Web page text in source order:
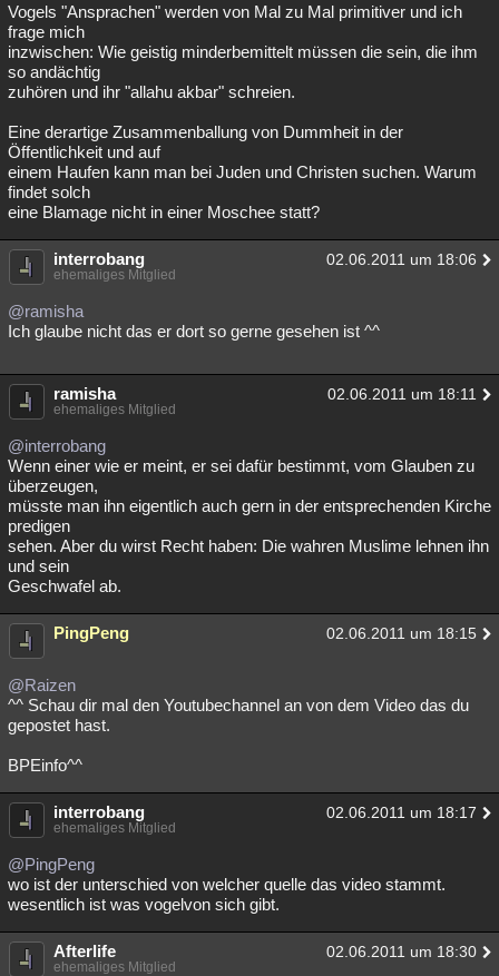
Vogels "Ansprachen" werden von Mal zu Mal primitiver und ich
frage mich
inzwischen: Wie geistig minderbemittelt müssen die sein, die ihm
so andächtig
zuhören und ihr "allahu akbar" schreien.
Eine derartige Zusammenballung von Dummheit in der
Öffentlichkeit und auf
einem Haufen kann man bei Juden und Christen suchen. Warum
findet solch
eine Blamage nicht in einer Moschee statt?
interrobang 02.06.2011 um 18:06
ehemaliges Mitglied
@ramisha
Ich glaube nicht das er dort so gerne gesehen ist ^^
ramisha 02.06.2011 um 18:11
ehemaliges Mitglied
@interrobang
Wenn einer wie er meint, er sei dafür bestimmt, vom Glauben zu
überzeugen,
müsste man ihn eigentlich auch gern in der entsprechenden Kirche
predigen
sehen. Aber du wirst Recht haben: Die wahren Muslime lehnen ihn
und sein
Geschwafel ab.
PingPeng 02.06.2011 um 18:15
@Raizen
^^ Schau dir mal den Youtubechannel an von dem Video das du
gepostet hast.
BPEinfo^^
interrobang 02.06.2011 um 18:17
ehemaliges Mitglied
@PingPeng
wo ist der unterschied von welcher quelle das video stammt.
wesentlich ist was vogelvon sich gibt.
Afterlife 02.06.2011 um 18:30
ehemaliges Mitglied